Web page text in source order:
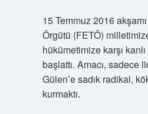
15 Temmuz 2016
Örgütü (FETÖ)
hükümetimize karşı
başlattı. Amacı, sadece
Gülen’e sadık radikal,
kurmaktı.